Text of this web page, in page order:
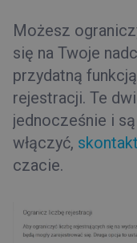
Możesz
się na Twoje
przydatną
rejestracji. Te
jednocześnie i są
włączyć,
czacie.